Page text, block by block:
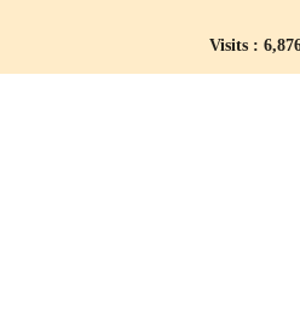
Visits :